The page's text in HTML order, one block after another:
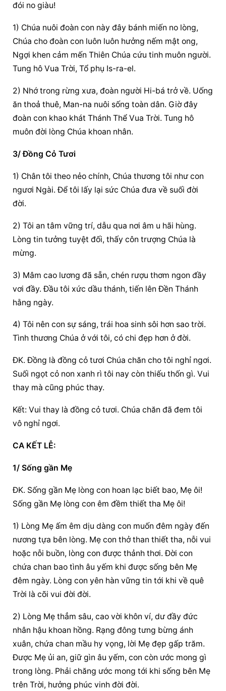
đói no giàu!
1) Chúa nuôi đoàn con này đây bánh miến no lòng,
Chúa cho đoàn con luôn luôn hưởng nếm mật ong,
Ngợi khen cảm mến Thiên Chúa cứu tinh muôn người.
Tung hô Vua Trời, Tổ phụ Is-ra-el.
2) Nhớ trong rừng xưa, đoàn người Hi-bá trở về. Uống
ăn thoả thuê, Man-na nuôi sống toàn dân. Giờ đây
đoàn con khao khát Thánh Thể Vua Trời. Tung hô
muôn đời lòng Chúa khoan nhân.
3/ Đồng Cỏ Tươi
1) Chân tôi theo nẻo chính, Chúa thương tôi như con
ngươi Ngài. Để tôi lấy lại sức Chúa đưa về suối đời
đời.
2) Tôi an tâm vững trí, dẫu qua nơi âm u hãi hùng.
Lòng tin tưởng tuyệt đối, thấy côn trượng Chúa là
mừng.
3) Mâm cao lương đã sẵn, chén rượu thơm ngon đầy
vơi đầy. Đầu tôi xức dầu thánh, tiến lên Đền Thánh
hằng ngày.
4) Tôi nên con sự sáng, trái hoa sinh sôi hơn sao trời.
Tình thương Chúa ở với tôi, có chi đẹp hơn ở đời.
ĐK. Đồng là đồng cỏ tươi Chúa chăn cho tôi nghỉ ngơi.
Suối ngọt cỏ non xanh rì tôi nay còn thiếu thốn gì. Vui
thay mà cũng phúc thay.
Kết: Vui thay là đồng cỏ tươi. Chúa chăn đã đem tôi
vô nghỉ ngơi.
CA KẾT LỄ:
1/ Sống gần Mẹ
ĐK. Sống gần Mẹ lòng con hoan lạc biết bao, Mẹ ôi!
Sống gần Mẹ lòng con êm đềm thiết tha Mẹ ôi!
1) Lòng Mẹ ấm êm dịu dàng con muốn đêm ngày đến
nương tựa bên lòng. Mẹ con thở than thiết tha, nỗi vui
hoặc nỗi buồn, lòng con được thảnh thơi. Ðời con
chứa chan bao tình âu yếm khi được sống bên Mẹ
đêm ngày. Lòng con yên hàn vững tin tới khi về quê
Trời là cõi vui đời đời.
2) Lòng Mẹ thẳm sâu, cao vời khôn ví, dư đầy đức
nhân hậu khoan hồng. Rạng đông tưng bừng ánh
xuân, chứa chan mầu hy vọng, lời Mẹ đẹp gấp trăm.
Ðược Mẹ ủi an, giữ gìn âu yếm, con còn ước mong gì
trong lòng. Phải chăng ước mong tới khi sống bên Mẹ
trên Trời, hưởng phúc vinh đời đời.